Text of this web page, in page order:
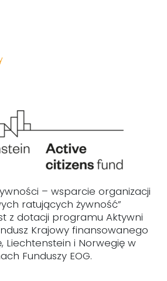
– wsparcie organizacji
ratujących żywność”
z dotacji programu Aktywni
Krajowy finansowanego
Liechtenstein i Norwegię w
Funduszy EOG.